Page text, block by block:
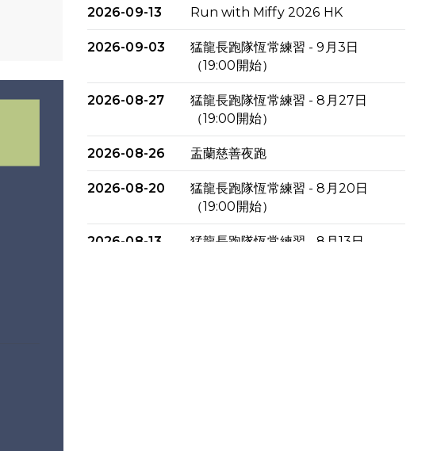
2026-09-13 Run with Miffy 2026 HK
2026-09-03
猛龍長跑隊恆常練習 - 9月3日
（19:00開始）
2026-08-27
猛龍長跑隊恆常練習 - 8月27日
（19:00開始）
2026-08-26 盂蘭慈善夜跑
2026-08-20
猛龍長跑隊恆常練習 - 8月20日
（19:00開始）
2026-08-13
猛龍長跑隊恆常練習 - 8月13日